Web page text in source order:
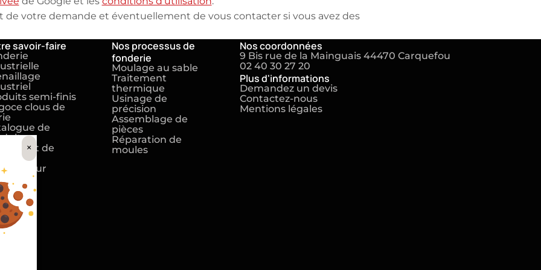
votre demande et éventuellement de vous contacter si vous avez des
×
savoir-faire
semi-finis
clous de
de
de
sur
Nos processus de
fonderie
Moulage au sable
Traitement
thermique
Usinage de
précision
Assemblage de
pièces
Réparation de
moules
Nos coordonnées
9 Bis rue de la Mainguais 44470 Carquefou
02 40 30 27 20
Plus d'informations
Demandez un devis
Contactez-nous
Mentions légales